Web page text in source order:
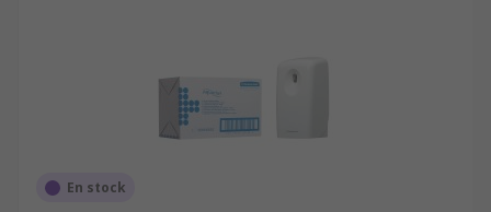
En stock